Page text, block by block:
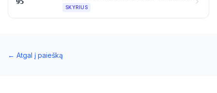
SKYRIUS
← Atgal į paiešką